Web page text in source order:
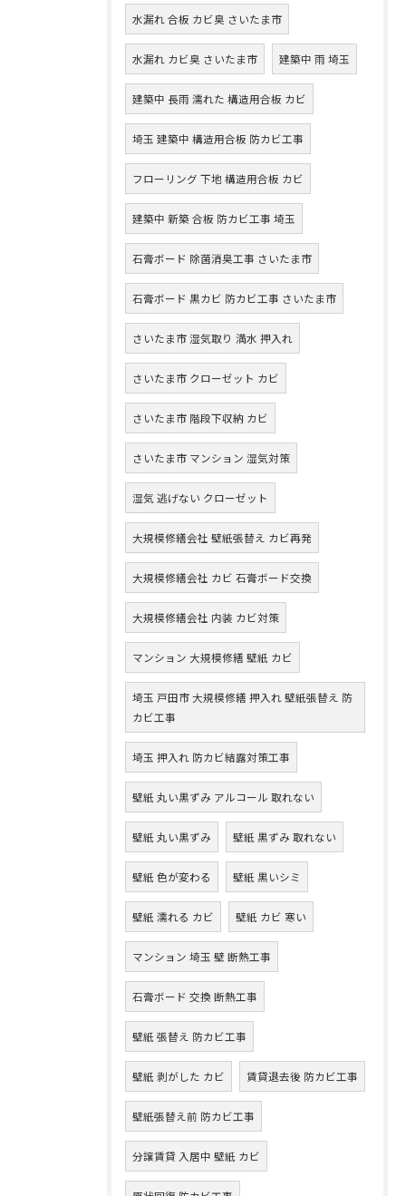
水漏れ 合板 カビ臭 さいたま市
水漏れ カビ臭 さいたま市 建築中 雨 埼玉
建築中 長雨 濡れた 構造用合板 カビ
埼玉 建築中 構造用合板 防カビ工事
フローリング 下地 構造用合板 カビ
建築中 新築 合板 防カビ工事 埼玉
石膏ボード 除菌消臭工事 さいたま市
石膏ボード 黒カビ 防カビ工事 さいたま市
さいたま市 湿気取り 満水 押入れ
さいたま市 クローゼット カビ
さいたま市 階段下収納 カビ
さいたま市 マンション 湿気対策
湿気 逃げない クローゼット
大規模修繕会社 壁紙張替え カビ再発
大規模修繕会社 カビ 石膏ボード交換
大規模修繕会社 内装 カビ対策
マンション 大規模修繕 壁紙 カビ
埼玉 戸田市 大規模修繕 押入れ 壁紙張替え 防
カビ工事
埼玉 押入れ 防カビ結露対策工事
壁紙 丸い黒ずみ アルコール 取れない
壁紙 丸い黒ずみ 壁紙 黒ずみ 取れない
壁紙 色が変わる 壁紙 黒いシミ
壁紙 濡れる カビ 壁紙 カビ 寒い
マンション 埼玉 壁 断熱工事
石膏ボード 交換 断熱工事
壁紙 張替え 防カビ工事
壁紙 剥がした カビ 賃貸退去後 防カビ工事
壁紙張替え前 防カビ工事
分譲賃貸 入居中 壁紙 カビ